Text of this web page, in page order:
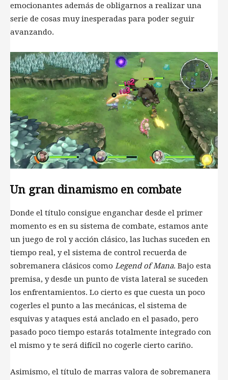
emocionantes además de obligarnos a realizar una
serie de cosas muy inesperadas para poder seguir
avanzando.
Un gran dinamismo en combate
Donde el título consigue enganchar desde el primer
momento es en su sistema de combate, estamos ante
un juego de rol y acción clásico, las luchas suceden en
tiempo real, y el sistema de control recuerda de
sobremanera clásicos como Legend of Mana. Bajo esta
premisa, y desde un punto de vista lateral se suceden
los enfrentamientos. Lo cierto es que cuesta un poco
cogerles el punto a las mecánicas, el sistema de
esquivas y ataques está anclado en el pasado, pero
pasado poco tiempo estarás totalmente integrado con
el mismo y te será difícil no cogerle cierto cariño.
Asimismo, el título de marras valora de sobremanera